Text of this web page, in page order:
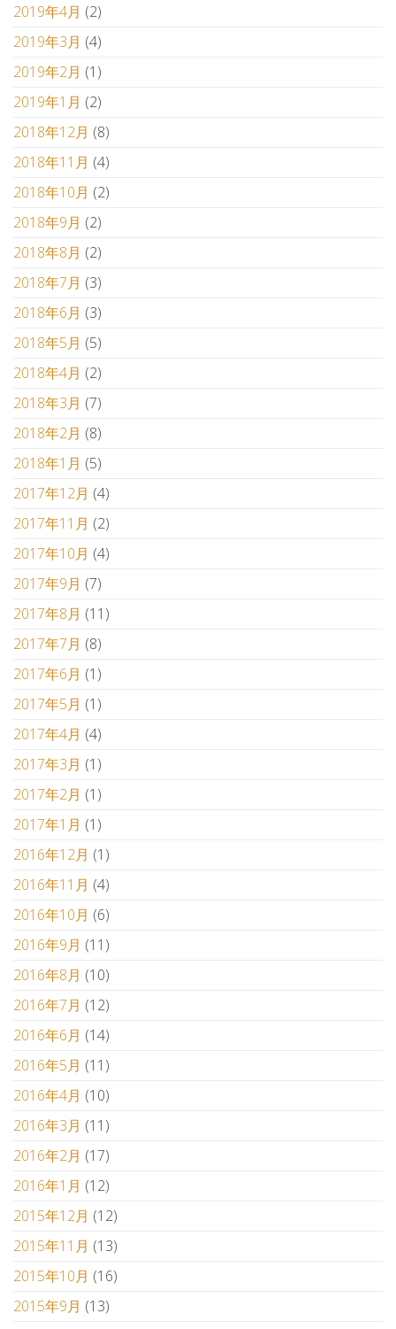
2019年4月 (2)
2019年3月 (4)
2019年2月 (1)
2019年1月 (2)
2018年12月 (8)
2018年11月 (4)
2018年10月 (2)
2018年9月 (2)
2018年8月 (2)
2018年7月 (3)
2018年6月 (3)
2018年5月 (5)
2018年4月 (2)
2018年3月 (7)
2018年2月 (8)
2018年1月 (5)
2017年12月 (4)
2017年11月 (2)
2017年10月 (4)
2017年9月 (7)
2017年8月 (11)
2017年7月 (8)
2017年6月 (1)
2017年5月 (1)
2017年4月 (4)
2017年3月 (1)
2017年2月 (1)
2017年1月 (1)
2016年12月 (1)
2016年11月 (4)
2016年10月 (6)
2016年9月 (11)
2016年8月 (10)
2016年7月 (12)
2016年6月 (14)
2016年5月 (11)
2016年4月 (10)
2016年3月 (11)
2016年2月 (17)
2016年1月 (12)
2015年12月 (12)
2015年11月 (13)
2015年10月 (16)
2015年9月 (13)